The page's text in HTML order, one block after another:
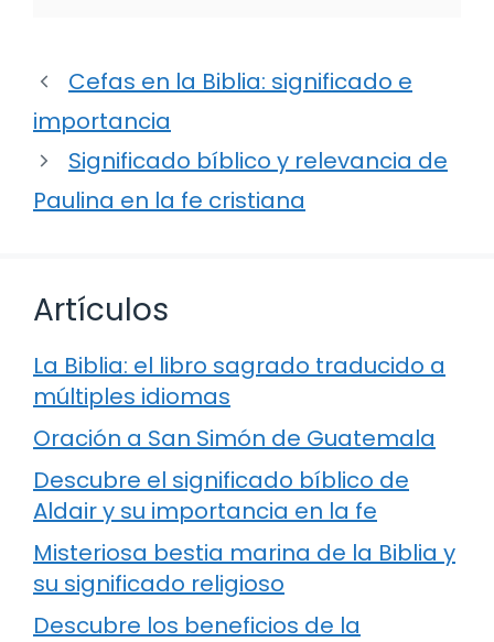
Cefas en la Biblia: significado e
importancia
Significado bíblico y relevancia de
Paulina en la fe cristiana
Artículos
La Biblia: el libro sagrado traducido a
múltiples idiomas
Oración a San Simón de Guatemala
Descubre el significado bíblico de
Aldair y su importancia en la fe
Misteriosa bestia marina de la Biblia y
su significado religioso
Descubre los beneficios de la